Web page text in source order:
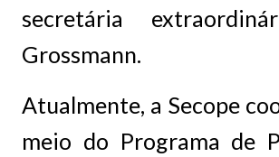
secretária
Grossmann.
Atualmente, a Secope
meio do Programa de